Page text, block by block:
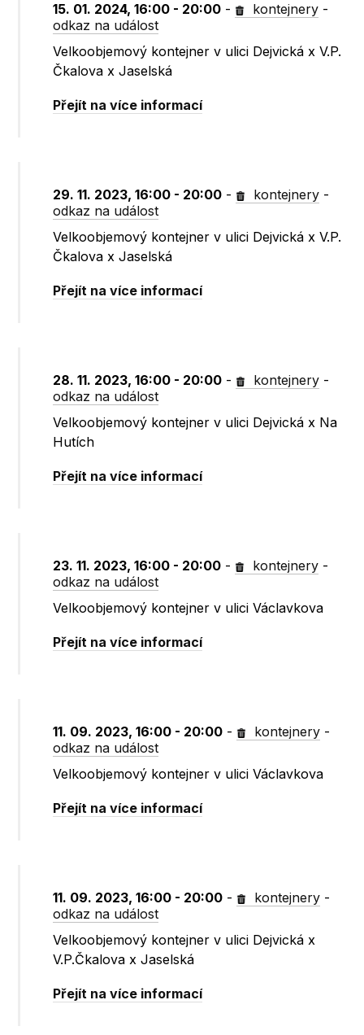
15. 01. 2024, 16:00 - 20:00 - kontejnery -
odkaz na událost
Velkoobjemový kontejner v ulici Dejvická x V.P.
Čkalova x Jaselská
Přejít na více informací
29. 11. 2023, 16:00 - 20:00 - kontejnery -
odkaz na událost
Velkoobjemový kontejner v ulici Dejvická x V.P.
Čkalova x Jaselská
Přejít na více informací
28. 11. 2023, 16:00 - 20:00 - kontejnery -
odkaz na událost
Velkoobjemový kontejner v ulici Dejvická x Na
Hutích
Přejít na více informací
23. 11. 2023, 16:00 - 20:00 - kontejnery -
odkaz na událost
Velkoobjemový kontejner v ulici Václavkova
Přejít na více informací
11. 09. 2023, 16:00 - 20:00 - kontejnery -
odkaz na událost
Velkoobjemový kontejner v ulici Václavkova
Přejít na více informací
11. 09. 2023, 16:00 - 20:00 - kontejnery -
odkaz na událost
Velkoobjemový kontejner v ulici Dejvická x
V.P.Čkalova x Jaselská
Přejít na více informací